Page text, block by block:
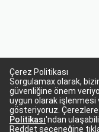
Çerez Politikası
Sorgulamax olarak,
güvenliğine önem
uygun olarak işlenmesi
gösteriyoruz. Çerezlere
Politikası'ndan
Reddet seçeneğine